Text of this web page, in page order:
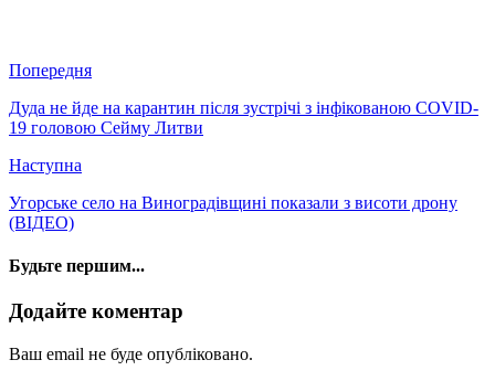
Попередня
Дуда не йде на карантин після зустрічі з інфікованою COVID-
19 головою Сейму Литви
Наступна
Угорське село на Виноградівщині показали з висоти дрону
(ВІДЕО)
Будьте першим...
Додайте коментар
Ваш email не буде опубліковано.